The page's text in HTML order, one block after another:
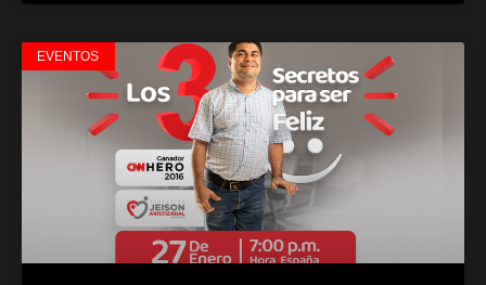
EVENTOS